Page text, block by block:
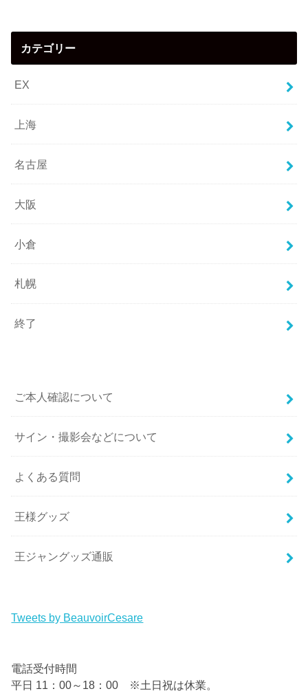
カテゴリー
EX
上海
名古屋
大阪
小倉
札幌
終了
ご本人確認について
サイン・撮影会などについて
よくある質問
王様グッズ
王ジャングッズ通販
Tweets by BeauvoirCesare
電話受付時間
平日 11：00～18：00 ※土日祝は休業。